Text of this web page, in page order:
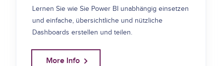
Lernen Sie wie Sie Power BI unabhängig einsetzen
und einfache, übersichtliche und nützliche
Dashboards erstellen und teilen.
More Info